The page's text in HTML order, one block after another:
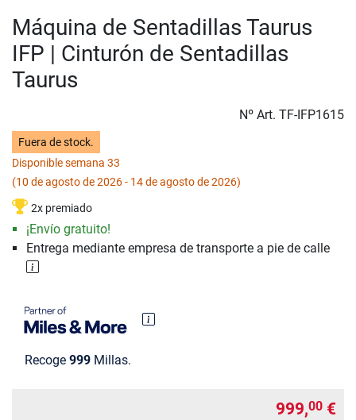
Máquina de Sentadillas Taurus
IFP | Cinturón de Sentadillas
Taurus
Nº Art. TF-IFP1615
Fuera de stock.
Disponible semana 33
(10 de agosto de 2026 - 14 de agosto de 2026)
2x premiado
¡Envío gratuito!
Entrega mediante empresa de transporte a pie de calle
Recoge 999 Millas.
999,00 €